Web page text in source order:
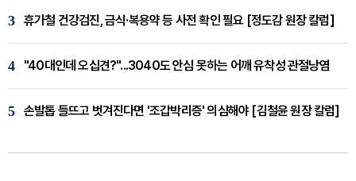
3 휴가철 건강검진, 금식·복용약 등 사전 확인 필요 [정도감 원장 칼럼]
4 "40대인데 오십견?"...3040도 안심 못하는 어깨 유착성 관절낭염
5 손발톱 들뜨고 벗겨진다면 '조갑박리증' 의심해야 [김철윤 원장 칼럼]